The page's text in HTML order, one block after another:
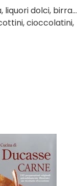
liquori dolci, birra…
cioccolatini,